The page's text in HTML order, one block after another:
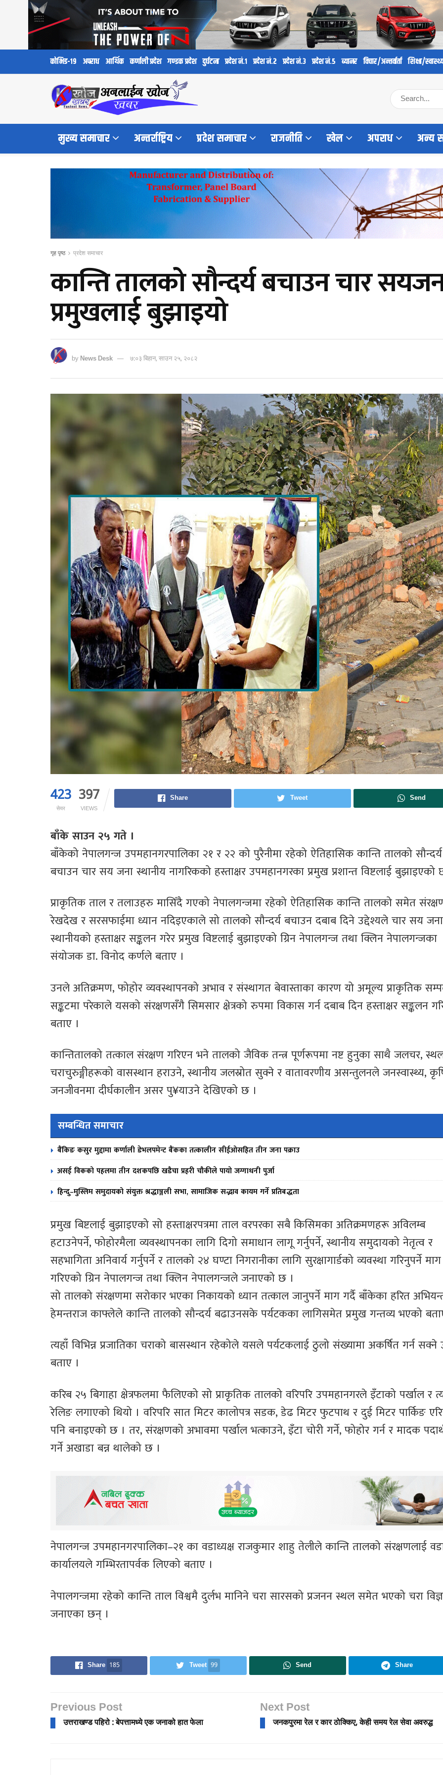
कोभिड-१९ अपराध आर्थिक कर्णाली प्रदेश गण्डक प्रदेश दुर्घटना प्रदेश नं.१ प्रदेश नं.२ प्रदेश नं.३ प्रदेश नं.५ ब्यानर विचार/अन्तर्वार्ता शिक्षा/
मुख्य समाचार अन्तर्राष्ट्रिय प्रदेश समाचार राजनीति खेल अपराध अन्य
गृह पृष्ठ प्रदेश समाचार
कान्ति तालको सौन्दर्य बचाउन चार
प्रमुखलाई बुझाइयो
byNews Desk ७:०३ बिहान, साउन २५, २०८२
423
सेयर
397
VIEWS
Share Tweet Send
बाँके साउन २५ गते ।
बाँकेको नेपालगन्ज उपमहानगरपालिका २१ र २२ को पुरैनीमा रहेको ऐतिहासिक कान्ति तालको सौन्दर्य
बचाउन चार सय जना स्थानीय नागरिकको हस्ताक्षर उपमहानगरका प्रमुख प्रशान्त विष्टलाई बुझाइएको
प्राकृतिक ताल र तलाउहरु मासिँदै गएको नेपालगन्जमा रहेको ऐतिहासिक कान्ति तालको समेत
रेखदेख र सरसफाईमा ध्यान नदिइएकाले सो तालको सौन्दर्य बचाउन दबाब दिने उद्देश्यले चार सय जना
स्थानीयको हस्ताक्षर सङ्कलन गरेर प्रमुख विष्टलाई बुझाइएको ग्रिन नेपालगन्ज तथा क्लिन नेपालगन्जका
संयोजक डा. विनोद कर्णले बताए ।
उनले अतिक्रमण, फोहोर व्यवस्थापनको अभाव र संस्थागत बेवास्ताका कारण यो अमूल्य प्राकृतिक
सङ्कटमा परेकाले यसको संरक्षणसँगै सिमसार क्षेत्रको रुपमा विकास गर्न दबाब दिन हस्ताक्षर सङ्कलन
बताए ।
कान्तितालको तत्काल संरक्षण गरिएन भने तालको जैविक तन्त्र पूर्णरूपमा नष्ट हुनुका साथै जलचर,
चराचुरुङ्गीहरूको वासस्थान हराउने, स्थानीय जलस्रोत सुक्ने र वातावरणीय असन्तुलनले जनस्वास्थ्य,
जनजीवनमा दीर्घकालीन असर पु¥याउने देखिएको छ ।
सम्बन्धित समाचार
बैंकिङ कसुर मुद्दामा कर्णाली डेभलपमेन्ट बैंकका तत्कालीन सीईओसहित तीन जना पक्राउ
असई विकको पहलमा तीन दशकपछि खडैचा प्रहरी चौकीले पायो जग्गाधनी पुर्जा
हिन्दु–मुस्लिम समुदायको संयुक्त श्रद्धाञ्जली सभा, सामाजिक सद्भाव कायम गर्ने प्रतिबद्धता
प्रमुख बिष्टलाई बुझाइएको सो हस्ताक्षरपत्रमा ताल वरपरका सबै किसिमका अतिक्रमणहरू अविलम्ब
हटाउनेपर्ने, फोहोरमैला व्यवस्थापनका लागि दिगो समाधान लागू गर्नुपर्ने, स्थानीय समुदायको नेतृत्व र
सहभागिता अनिवार्य गर्नुपर्ने र तालको २४ घण्टा निगरानीका लागि सुरक्षागार्डको व्यवस्था गरिनुपर्ने माग
गरिएको ग्रिन नेपालगन्ज तथा क्लिन नेपालगन्जले जनाएको छ ।
सो तालको संरक्षणमा सरोकार भएका निकायको ध्यान तत्काल जानुपर्ने माग गर्दै बाँकेका हरित
हेमन्तराज काफ्लेले कान्ति तालको सौन्दर्य बढाउनसके पर्यटकका लागिसमेत प्रमुख गन्तव्य भएको
त्यहाँ विभिन्न प्रजातिका चराको बासस्थान रहेकोले यसले पर्यटकलाई ठुलो संख्यामा अकर्षित गर्न
बताए ।
करिब २५ बिगाहा क्षेत्रफलमा फैलिएको सो प्राकृतिक तालको वरिपरि उपमहानगरले इँटाको पर्खाल र
रेलिङ लगाएको थियो । वरिपरि सात मिटर कालोपत्र सडक, डेढ मिटर फुटपाथ र दुई मिटर पार्किङ
पनि बनाइएको छ । तर, संरक्षणको अभावमा पर्खाल भत्काउने, इँटा चोरी गर्ने, फोहोर गर्न र मादक
गर्ने अखाडा बन्न थालेको छ ।
नेपालगन्ज उपमहानगरपालिका–२१ का वडाध्यक्ष राजकुमार शाहु तेलीले कान्ति तालको संरक्षणलाई
कार्यालयले गम्भिरतापर्वक लिएको बताए ।
नेपालगन्जमा रहेको कान्ति ताल विश्वमै दुर्लभ मानिने चरा सारसको प्रजनन स्थल समेत भएको चरा
जनाएका छन् ।
Share 185 Tweet 99 Send Share
Previous Post
उत्तराखण्ड पहिरो : बेपत्तामध्ये एक जनाको हात फेला
Next Post
जनकपुरमा रेल र कार ठोक्किए, केही समय रेल सेवा अवरुद्ध